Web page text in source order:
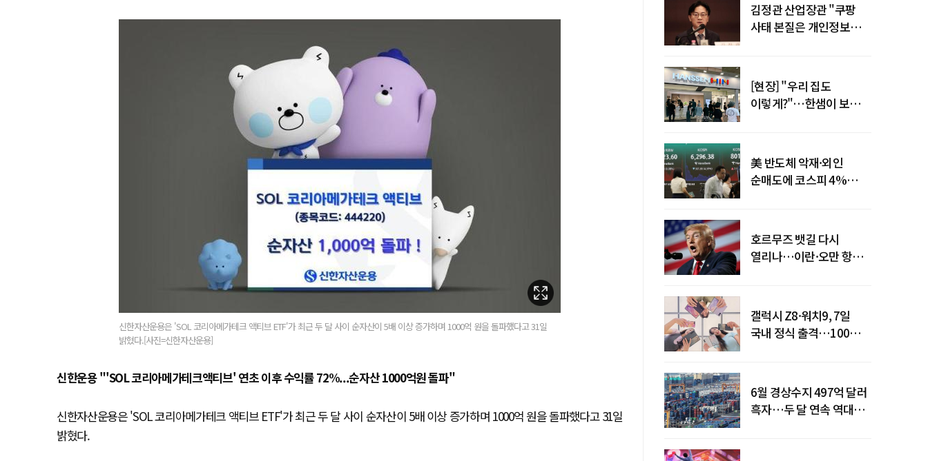
신한자산운용은 'SOL 코리아메가테크 액티브 ETF'가 최근 두 달 사이 순자산이 5배 이상 증가하며 1000억 원을 돌파했다고 31일
밝혔다.[사진=신한자산운용]
신한운용 "'SOL 코리아메가테크액티브' 연초 이후 수익률 72%...순자산 1000억원 돌파"
신한자산운용은 'SOL 코리아메가테크 액티브 ETF'가 최근 두 달 사이 순자산이 5배 이상 증가하며 1000억 원을 돌파했다고 31일
밝혔다.
김정관 산업장관 "쿠팡
사태 본질은 개인정보
[현장] "우리 집도
이렇게?"…한샘이 보여준
美 반도체 악재·외인
순매도에 코스피 4%
호르무즈 뱃길 다시
열리나…이란·오만 항로
갤럭시 Z8·워치9, 7일
국내 정식 출격…100개국
6월 경상수지 497억 달러
흑자…두 달 연속 역대